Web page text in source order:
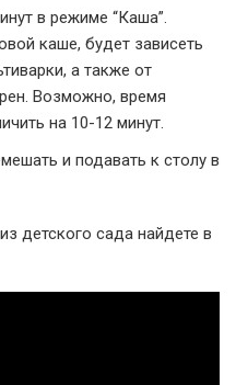
в режиме “Каша”.
каше, будет зависеть
а также от
Возможно, время
на 10-12 минут.
и подавать к столу в
детского сада найдете в